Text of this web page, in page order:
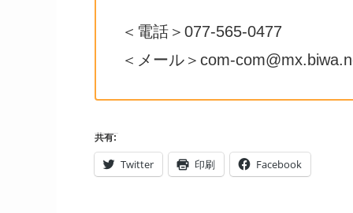
＜電話＞077-565-0477
＜メール＞com-
共有:
Twitter 印刷 Facebook